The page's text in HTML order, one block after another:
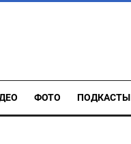
ФОТО ПОДКАСТЫ